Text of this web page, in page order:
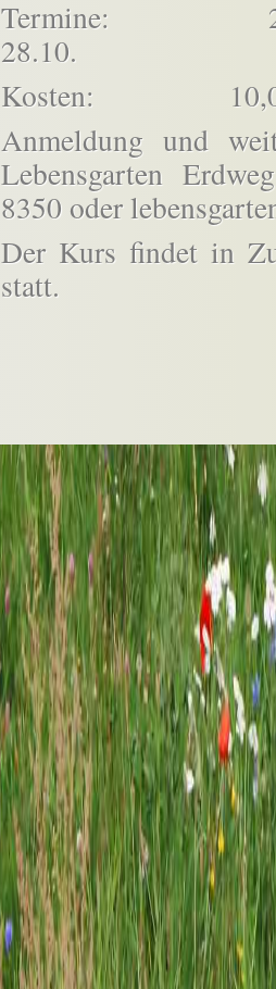
Termine: 22.4.,
28.10.
Kosten: 10,00 €
Anmeldung und
Lebensgarten
8350 oder
Der Kurs findet in
statt.